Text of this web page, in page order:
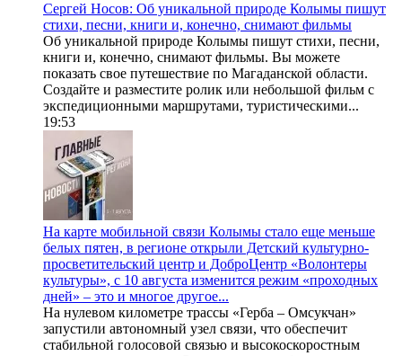
Сергей Носов: Об уникальной природе Колымы пишут
стихи, песни, книги и, конечно, снимают фильмы
Об уникальной природе Колымы пишут стихи, песни,
книги и, конечно, снимают фильмы. Вы можете
показать свое путешествие по Магаданской области.
Создайте и разместите ролик или небольшой фильм с
экспедиционными маршрутами, туристическими...
19:53
На карте мобильной связи Колымы стало еще меньше
белых пятен, в регионе открыли Детский культурно-
просветительский центр и ДоброЦентр «Волонтеры
культуры», с 10 августа изменится режим «проходных
дней» – это и многое другое...
На нулевом километре трассы «Герба – Омсукчан»
запустили автономный узел связи, что обеспечит
стабильной голосовой связью и высокоскоростным